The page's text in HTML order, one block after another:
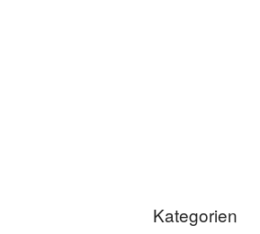
Kategorien